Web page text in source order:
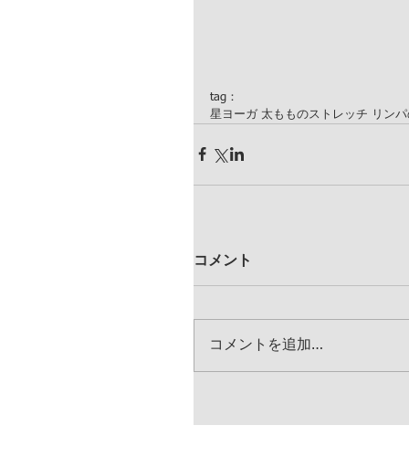
tag：
星ヨーガ 太もものストレッチ リン
コメント
コメントを追加…